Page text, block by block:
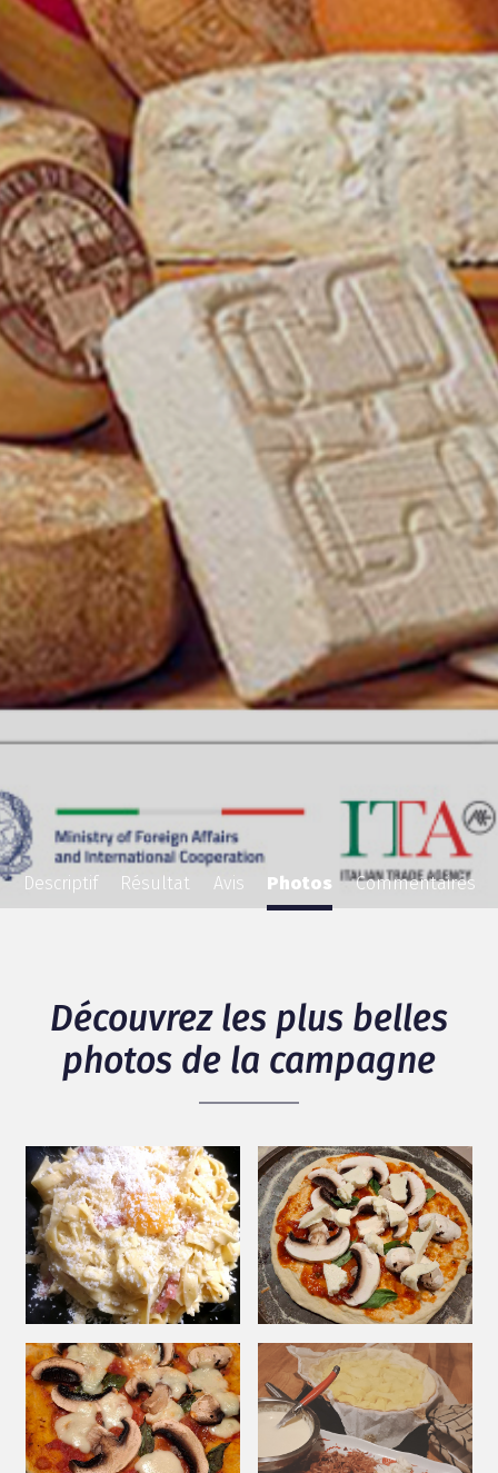
Descriptif Résultat Avis Photos Commentaires
Découvrez les plus belles
photos de la campagne